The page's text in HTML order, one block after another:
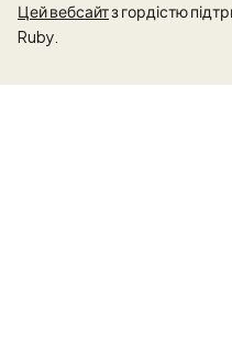
Цей вебсайтз гордістю
Ruby.